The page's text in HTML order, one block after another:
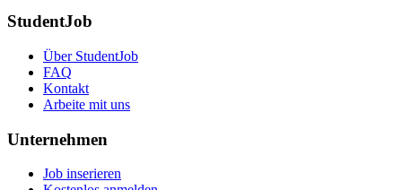
StudentJob
Über StudentJob
FAQ
Kontakt
Arbeite mit uns
Unternehmen
Job inserieren